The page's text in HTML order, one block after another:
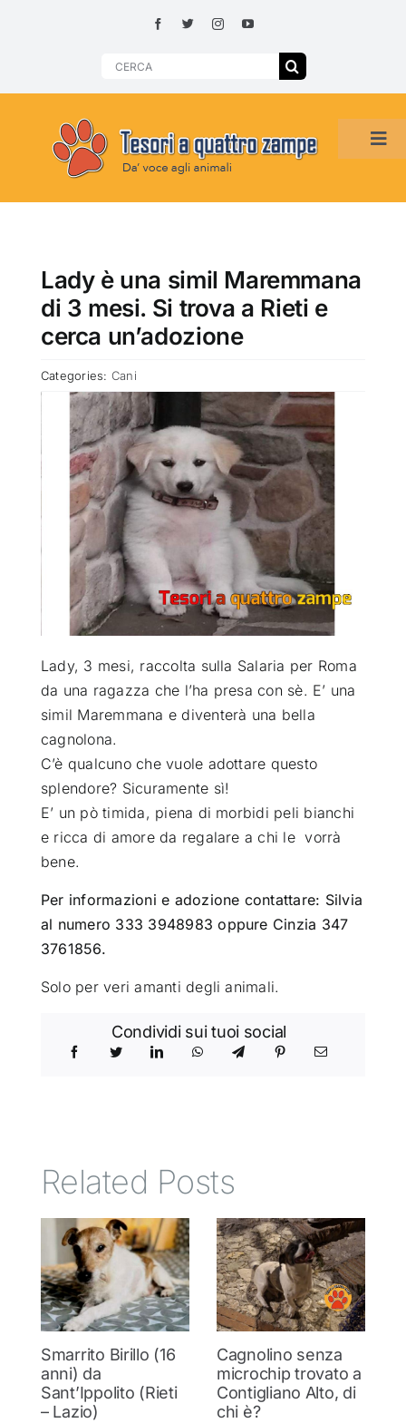
Search
HOME
SMARRITI O DA ADOTTARE
ADOTTATI O RITROVATI
ATTUALITÀ
CHI SIAMO
RUBRICHE
SEMPRE CON ME
Lady è una simil Maremmana
di 3 mesi. Si trova a Rieti e
cerca un’adozione
Categories: Cani
Lady, 3 mesi, raccolta sulla Salaria per Roma
da una ragazza che l’ha presa con sè. E’ una
simil Maremmana e diventerà una bella
cagnolona.
C’è qualcuno che vuole adottare questo
splendore? Sicuramente sì!
E’ un pò timida, piena di morbidi peli bianchi
e ricca di amore da regalare a chi le vorrà
bene.
Per informazioni e adozione contattare: Silvia
al numero 333 3948983 oppure Cinzia 347
3761856.
Solo per veri amanti degli animali.
Condividi sui tuoi social
Related Posts
Smarrito Birillo (16
anni) da
Sant’Ippolito (Rieti
– Lazio)
Cagnolino senza
microchip trovato a
Contigliano Alto, di
chi è?